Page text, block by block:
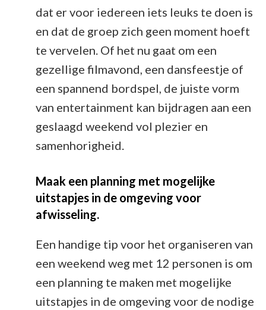
dat er voor iedereen iets leuks te doen is
en dat de groep zich geen moment hoeft
te vervelen. Of het nu gaat om een
gezellige filmavond, een dansfeestje of
een spannend bordspel, de juiste vorm
van entertainment kan bijdragen aan een
geslaagd weekend vol plezier en
samenhorigheid.
Maak een planning met mogelijke
uitstapjes in de omgeving voor
afwisseling.
Een handige tip voor het organiseren van
een weekend weg met 12 personen is om
een planning te maken met mogelijke
uitstapjes in de omgeving voor de nodige